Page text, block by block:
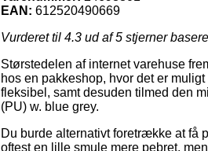
EAN: 612520490669
Vurderet til 4.3 ud af 5 stjerner
Størstedelen af internet varehuse
hos en pakkeshop, hvor det er
fleksibel, samt desuden tilmed den
(PU) w. blue grey.
Du burde alternativt foretrække at få
oftest en lille smule mere pebret,